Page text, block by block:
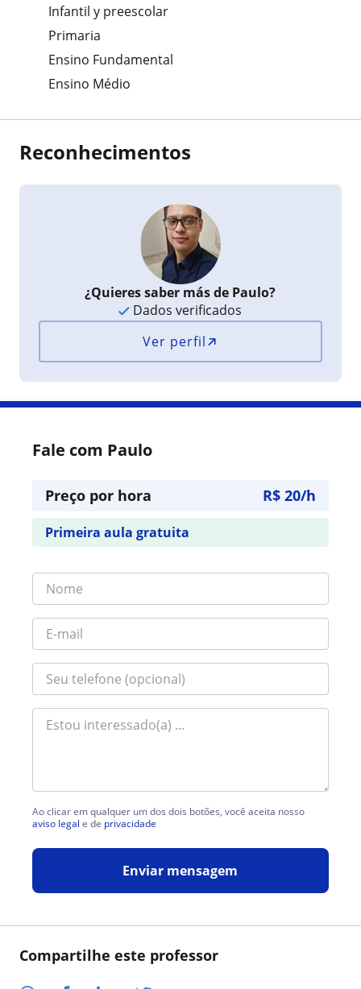
Compartilhe este professor
Infantil y preescolar
Primaria
Ensino Fundamental
Ensino Médio
Reconhecimentos
¿Quieres saber más de Paulo?
Dados verificados
Ver perfil
Fale com Paulo
Preço por hora R$ 20/h
Primeira aula gratuita
Ao clicar em qualquer um dos dois botões, você aceita nosso
aviso legal e de privacidade
Enviar mensagem